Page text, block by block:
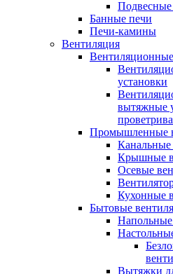
Банные печи
Печи-камины
Вентиляция
установки
вытяжные
Промышленные
Канальные
Крышные
Осевые
Кухонные
Бытовые
Вытяжки